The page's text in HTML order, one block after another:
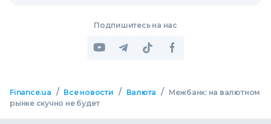
Подпишитесь на нас
Finance.ua / Все новости / Валюта /
Межбанк: на валютном
рынке скучно не будет